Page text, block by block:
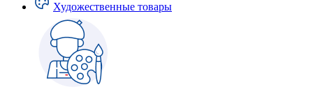
Художественные товары